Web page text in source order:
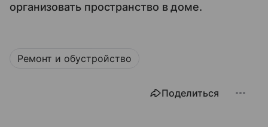
организовать пространство в доме.
Ремонт и обустройство
Поделиться